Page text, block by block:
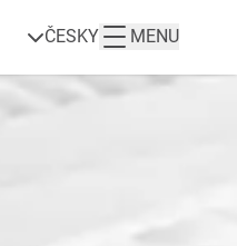
ČESKY MENU